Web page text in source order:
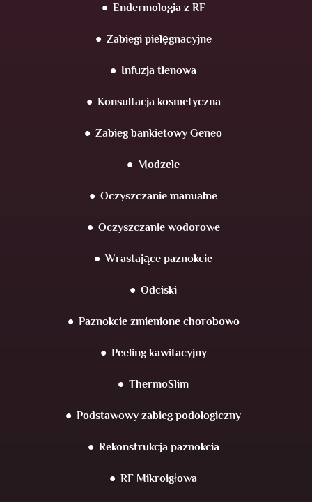
Endermologia z RF
Zabiegi pielęgnacyjne
Infuzja tlenowa
Konsultacja kosmetyczna
Zabieg bankietowy Geneo
Modzele
Oczyszczanie manualne
Oczyszczanie wodorowe
Wrastające paznokcie
Odciski
Paznokcie zmienione chorobowo
Peeling kawitacyjny
ThermoSlim
Podstawowy zabieg podologiczny
Rekonstrukcja paznokcia
RF Mikroigłowa